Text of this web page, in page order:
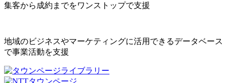
集客から成約までをワンストップで支援
地域のビジネスやマーケティングに活用できるデータベース
で事業活動を支援